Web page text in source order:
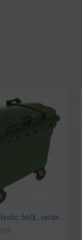
Eurocontainer plastic, 660L, verde, capac plat, Europlast - Transport Inclus